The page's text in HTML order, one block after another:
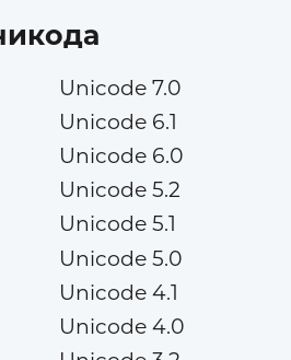
Unicode 7.0
Unicode 6.1
Unicode 6.0
Unicode 5.2
Unicode 5.1
Unicode 5.0
Unicode 4.1
Unicode 4.0